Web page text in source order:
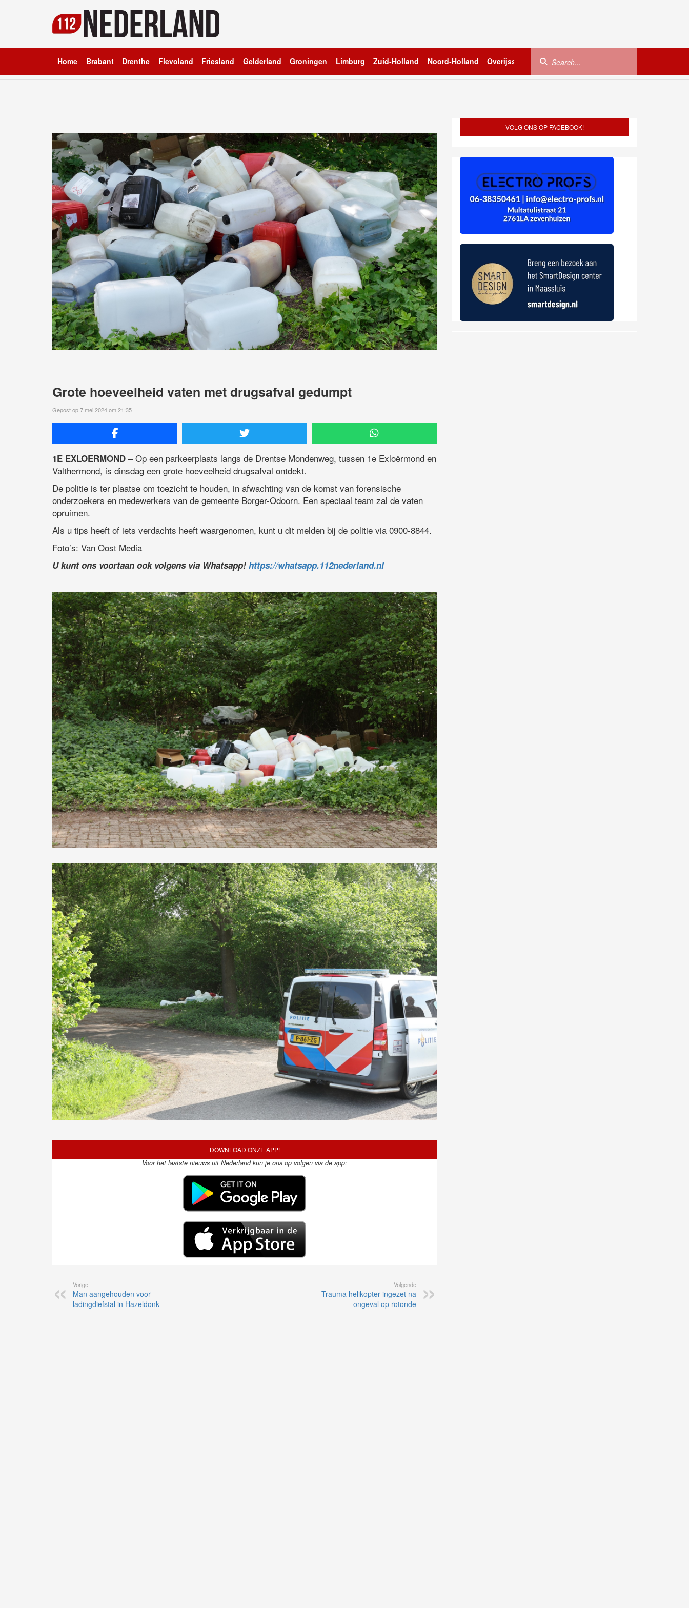
Home Brabant Drenthe Flevoland Friesland Gelderland Groningen Limburg Zuid-Holland Noord-Holland Overijssel Utrecht Zeeland
Grote hoeveelheid vaten met drugsafval gedumpt
Gepost op 7 mei 2024 om 21:35
1E EXLOERMOND –Op een parkeerplaats langs de Drentse Mondenweg, tussen 1e Exloërmond en
Valthermond, is dinsdag een grote hoeveelheid drugsafval ontdekt.
De politie is ter plaatse om toezicht te houden, in afwachting van de komst van forensische
onderzoekers en medewerkers van de gemeente Borger-Odoorn. Een speciaal team zal de vaten
opruimen.
Als u tips heeft of iets verdachts heeft waargenomen, kunt u dit melden bij de politie via 0900-8844.
Foto’s: Van Oost Media
U kunt ons voortaan ook volgens via Whatsapp! https://whatsapp.112nederland.nl
DOWNLOAD ONZE APP!
Voor het laatste nieuws uit Nederland kun je ons op volgen via de app:
Vorige
Man aangehouden voor
ladingdiefstal in Hazeldonk
Volgende
Trauma helikopter ingezet na
ongeval op rotonde
VOLG ONS OP FACEBOOK!